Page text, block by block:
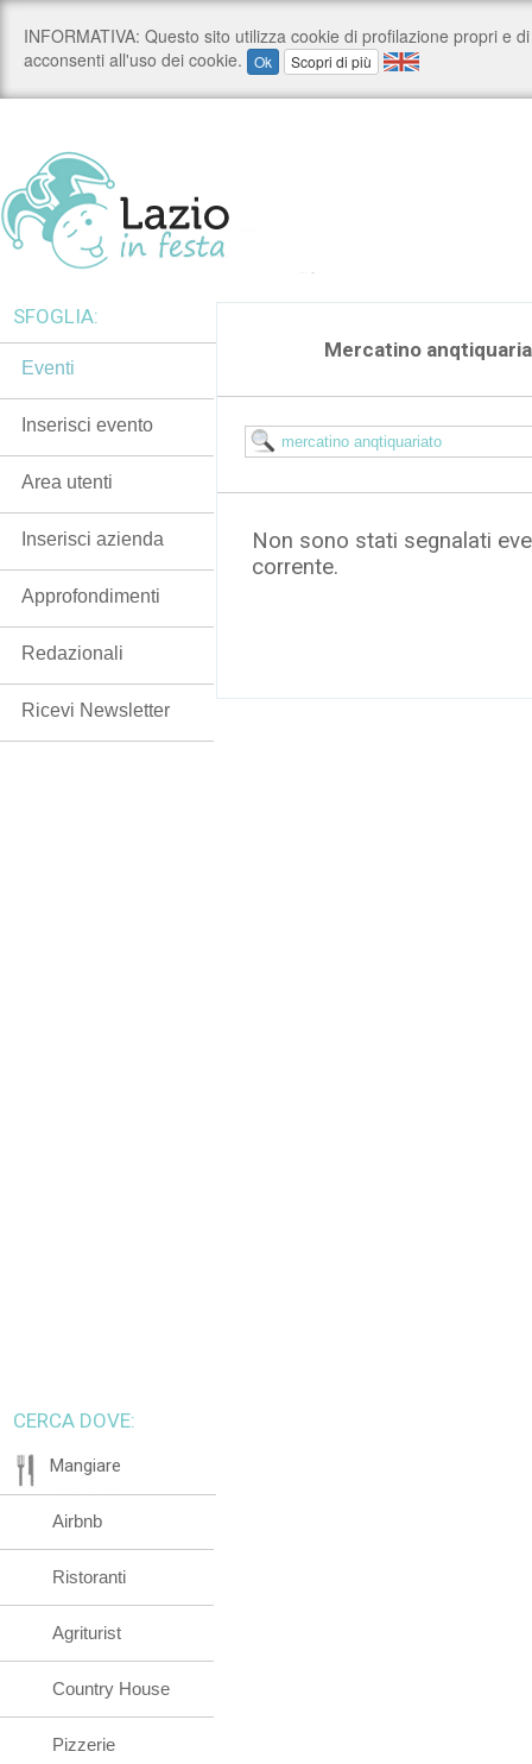
Mercatino
Non sono stati segnalati
corrente.
SFOGLIA:
Eventi
Inserisci evento
Area utenti
Inserisci azienda
Approfondimenti
Redazionali
Ricevi Newsletter
CERCA DOVE:
Mangiare
Airbnb
Ristoranti
Agriturist
Country House
Pizzerie